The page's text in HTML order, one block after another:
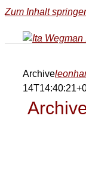
Zum Inhalt
Archive